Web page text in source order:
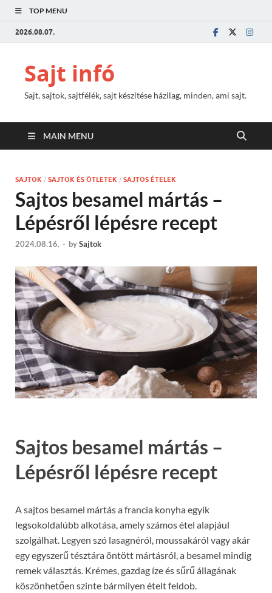
TOP MENU
2026.08.07.
Sajt infó
Sajt, sajtok, sajtfélék, sajt készitése házilag, minden, ami sajt.
MAIN MENU
SAJTOK / SAJTOK ÉS ÖTLETEK / SAJTOS ÉTELEK
Sajtos besamel mártás –
Lépésről lépésre recept
2024.08.16. - bySajtok
Sajtos besamel mártás –
Lépésről lépésre recept
A sajtos besamel mártás a francia konyha egyik
legsokoldalúbb alkotása, amely számos étel alapjául
szolgálhat. Legyen szó lasagnéról, moussakáról vagy akár
egy egyszerű tésztára öntött mártásról, a besamel mindig
remek választás. Krémes, gazdag íze és sűrű állagának
köszönhetően szinte bármilyen ételt feldob.